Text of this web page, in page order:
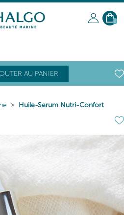
FR
0
AU PANIER
Huile-Serum Nutri-Confort